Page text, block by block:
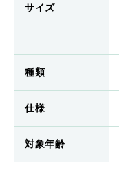
サイズ
種類
仕様
対象年齢